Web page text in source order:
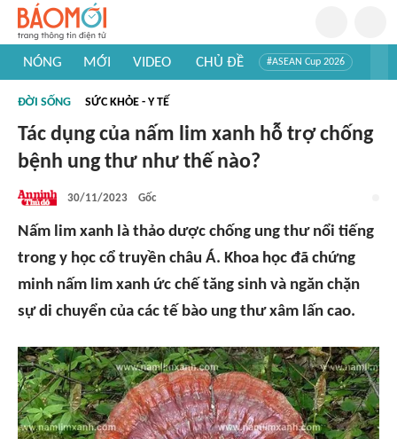
NÓNG MỚI VIDEO CHỦ ĐỀ #ASEAN Cup 2026
#Khám phá thế giới
ĐỜI SỐNG SỨC KHỎE - Y TẾ
Tác dụng của nấm lim xanh hỗ trợ chống
bệnh ung thư như thế nào?
30/11/2023 Gốc
Nấm lim xanh là thảo dược chống ung thư nổi tiếng
trong y học cổ truyền châu Á. Khoa học đã chứng
minh nấm lim xanh ức chế tăng sinh và ngăn chặn
sự di chuyển của các tế bào ung thư xâm lấn cao.